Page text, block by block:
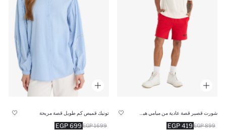
419 EGP 899 EGP
تونيك قميص كم طويل قصة مريحة
699 EGP 1699 EGP